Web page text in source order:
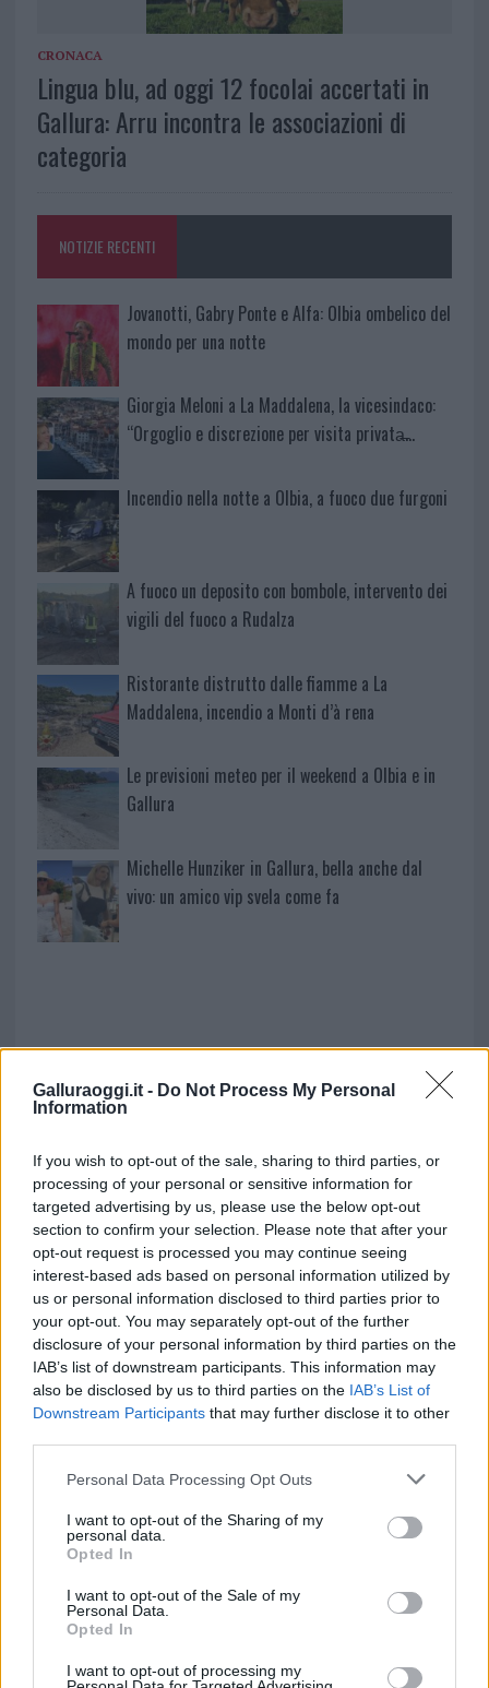
Galluraoggi.it - Do Not Process My Personal
Information
If you wish to opt-out of the sale, sharing to third parties, or
processing of your personal or sensitive information for
targeted advertising by us, please use the below opt-out
section to confirm your selection. Please note that after your
opt-out request is processed you may continue seeing
interest-based ads based on personal information utilized by
us or personal information disclosed to third parties prior to
your opt-out. You may separately opt-out of the further
disclosure of your personal information by third parties on the
IAB’s list of downstream participants. This information may
also be disclosed by us to third parties on the IAB’s List of
Downstream Participants that may further disclose it to other
Please note that this website/app uses one or more Google
not limited to your visit or usage behaviour. You may click to
grant or deny consent to Google and its third-party tags to
use your data for below specified purposes in below Google
consent section.
Personal Data Processing Opt Outs
I want to opt-out of the Sharing of my
personal data.
Opted In
I want to opt-out of the Sale of my
Personal Data.
Opted In
I want to opt-out of processing my
CRONACA
Lingua blu, ad oggi 12 focolai accertati in
Gallura: Arru incontra le associazioni di
categoria
NOTIZIE RECENTI
Jovanotti, Gabry Ponte e Alfa: Olbia ombelico del
mondo per una notte
Giorgia Meloni a La Maddalena, la vicesindaco:
“Orgoglio e discrezione per visita privata̶…
Incendio nella notte a Olbia, a fuoco due furgoni
A fuoco un deposito con bombole, intervento dei
vigili del fuoco a Rudalza
Ristorante distrutto dalle fiamme a La
Maddalena, incendio a Monti d’à rena
Le previsioni meteo per il weekend a Olbia e in
Gallura
Michelle Hunziker in Gallura, bella anche dal
vivo: un amico vip svela come fa
NECROLOGIE
Mario Malu
Paolo Pinna
Martina Agostina Diturco
I nostri cari
I nostri cari